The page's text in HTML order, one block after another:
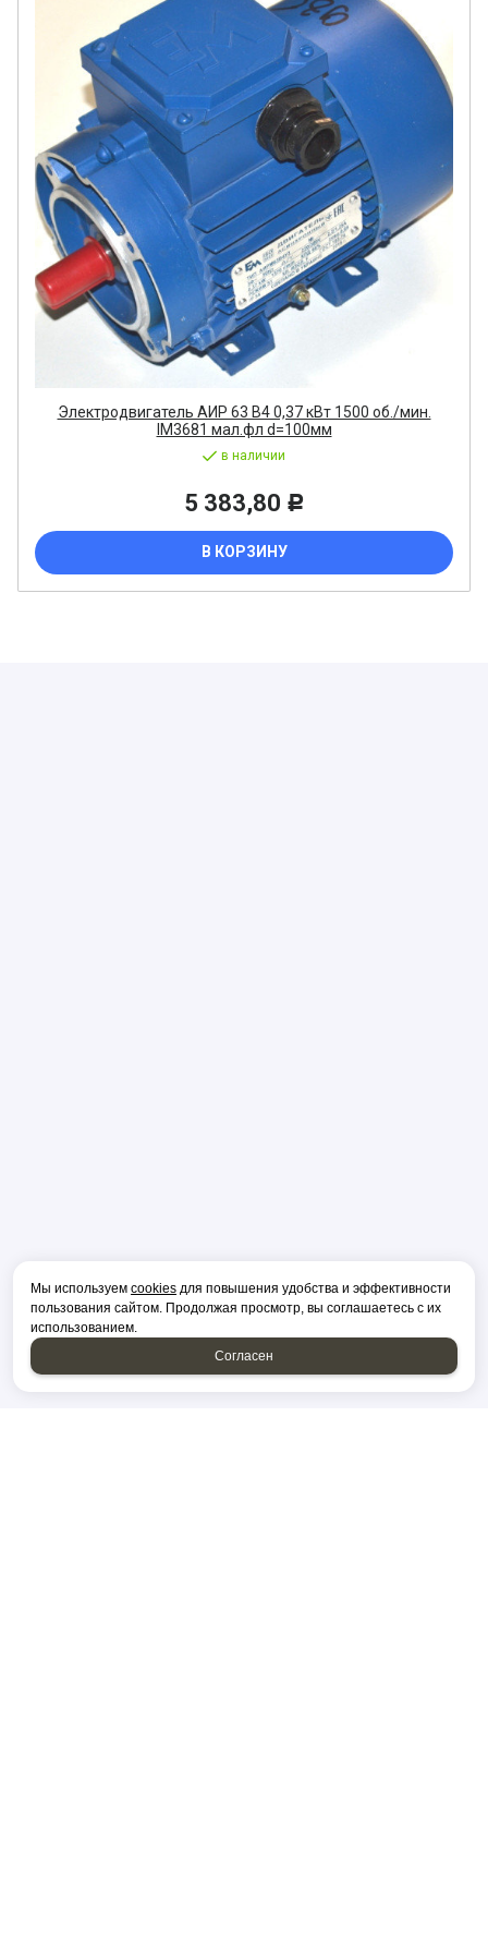
Электродвигатель АИР 63 В4 0,37 кВт 1500 об./мин.
IM3681 мал.фл d=100мм
в наличии
5 383,80 Р
В КОРЗИНУ
Мы используем cookies для повышения удобства и эффективности
пользования сайтом. Продолжая просмотр, вы соглашаетесь с их
использованием.
Согласен